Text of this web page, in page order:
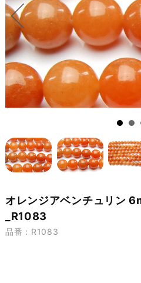
オレンジアベンチュリン
_R1083
品番：R1083